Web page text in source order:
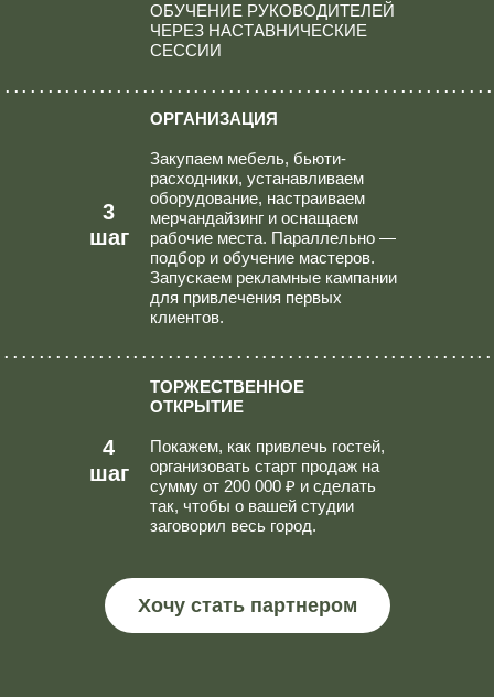
ТОРЖЕСТВЕННОЕ
ОТКРЫТИЕ
Покажем, как привлечь гостей,
организовать старт продаж на
сумму от 200 000 ₽ и сделать
так, чтобы о вашей студии
заговорил весь город.
3
шаг
4
шаг
ОБУЧЕНИЕ РУКОВОДИТЕЛЕЙ
ЧЕРЕЗ НАСТАВНИЧЕСКИЕ
СЕССИИ
ОРГАНИЗАЦИЯ
Закупаем мебель, бьюти-
расходники, устанавливаем
оборудование, настраиваем
мерчандайзинг и оснащаем
рабочие места. Параллельно —
подбор и обучение мастеров.
Запускаем рекламные кампании
для привлечения первых
клиентов.
Хочу стать партнером